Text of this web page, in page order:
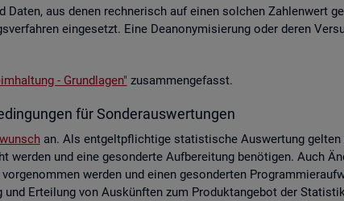
Daten, aus denen rech­ne­risch auf einen sol­chen Zah­len­wert
ein­ge­setzt. Eine De­an­ony­mi­sie­rung oder deren
- Grund­la­gen" zu­sam­men­ge­fasst.
für Son­der­aus­wer­tun­gen
an. Als ent­gelt­pflich­ti­ge sta­tis­ti­sche Aus­wer­tung gel­ten
und eine ge­son­der­te Auf­be­rei­tung be­nö­ti­gen. Auch
wer­den und einen ge­son­der­ten
Er­tei­lung von Aus­künf­ten zum Pro­dukt­an­ge­bot der